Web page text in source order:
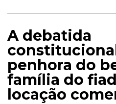
A debatida
penhora do
família do
locação